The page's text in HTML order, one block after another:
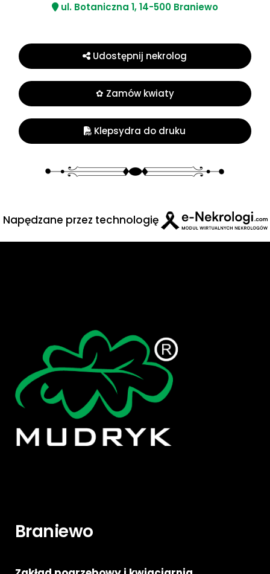
ul. Botaniczna 1, 14-500 Braniewo
Udostępnij nekrolog
✿ Zamów kwiaty
Klepsydra do druku
Napędzane przez technologię
Braniewo